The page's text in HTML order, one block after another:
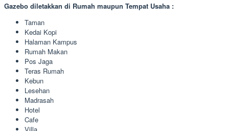
Gazebo diletakkan di Rumah maupun Tempat Usaha :
Taman
Kedai Kopi
Halaman Kampus
Rumah Makan
Pos Jaga
Teras Rumah
Kebun
Lesehan
Madrasah
Hotel
Cafe
Villa